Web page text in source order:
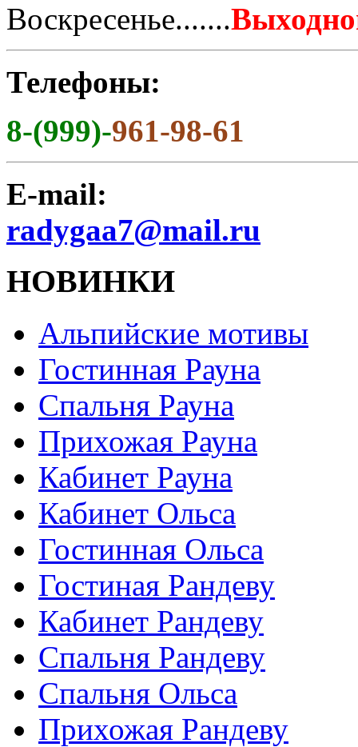
Воскресенье.......
Телефоны:
8-(999)-961-98-61
E-mail:
radygaa7@mail.ru
НОВИНКИ
Альпийские мотивы
Гостинная Рауна
Спальня Рауна
Прихожая Рауна
Кабинет Рауна
Кабинет Ольса
Гостинная Ольса
Гостиная Рандеву
Кабинет Рандеву
Спальня Рандеву
Спальня Ольса
Прихожая Рандеву